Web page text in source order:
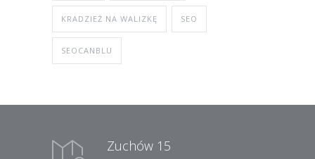
KRADZIEŻ NA WALIZKĘ SEO
SEOCANBLU
Zuchów 15